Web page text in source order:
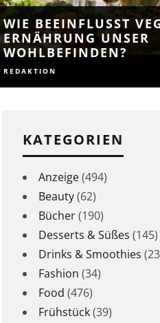
WIE BEEINFLUSST
ERNÄHRUNG UNSER
WOHLBEFINDEN?
REDAKTION
KATEGORIEN
Anzeige(494)
Beauty(62)
Bücher(190)
Desserts & Süßes (145)
Drinks & Smoothies
Fashion (34)
Food (476)
Frühstück(39)